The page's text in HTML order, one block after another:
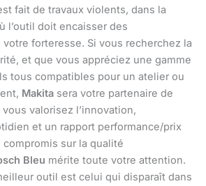
fait de travaux violents, dans la
l’outil doit encaisser des
votre forteresse. Si vous recherchez la
et que vous appréciez une gamme
tous compatibles pour un atelier ou
Makita sera votre partenaire de
valorisez l’innovation,
et un rapport performance/prix
sur la qualité
Bleu mérite toute votre attention.
outil est celui qui disparaît dans